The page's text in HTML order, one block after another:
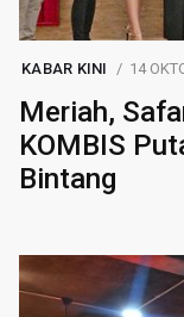
KABAR KINI 14
Meriah,
KOMBIS
Bintang